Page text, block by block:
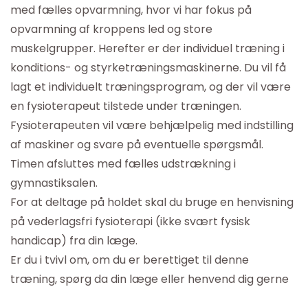
med fælles opvarmning, hvor vi har fokus på
opvarmning af kroppens led og store
muskelgrupper. Herefter er der individuel træning i
konditions- og styrketræningsmaskinerne. Du vil få
lagt et individuelt træningsprogram, og der vil være
en fysioterapeut tilstede under træningen.
Fysioterapeuten vil være behjælpelig med indstilling
af maskiner og svare på eventuelle spørgsmål.
Timen afsluttes med fælles udstrækning i
gymnastiksalen.
For at deltage på holdet skal du bruge en henvisning
på vederlagsfri fysioterapi (ikke svært fysisk
handicap) fra din læge.
Er du i tvivl om, om du er berettiget til denne
træning, spørg da din læge eller henvend dig gerne